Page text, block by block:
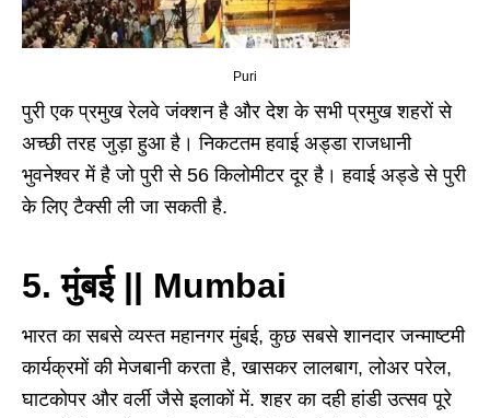
Puri
पुरी एक प्रमुख रेलवे जंक्शन है और देश के सभी प्रमुख शहरों से
अच्छी तरह जुड़ा हुआ है। निकटतम हवाई अड्डा राजधानी
भुवनेश्वर में है जो पुरी से 56 किलोमीटर दूर है। हवाई अड्डे से पुरी
के लिए टैक्सी ली जा सकती है.
5. मुंबई || Mumbai
भारत का सबसे व्यस्त महानगर मुंबई, कुछ सबसे शानदार जन्माष्टमी
कार्यक्रमों की मेजबानी करता है, खासकर लालबाग, लोअर परेल,
घाटकोपर और वर्ली जैसे इलाकों में. शहर का दही हांडी उत्सव पूरे